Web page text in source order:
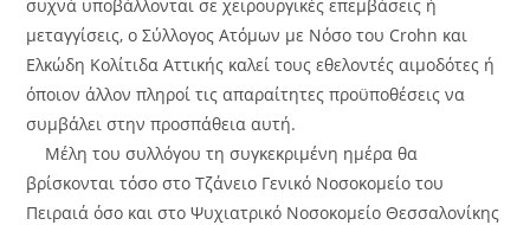
συχνά υποβάλλονται σε χειρουργικές επεμβάσεις ή
μεταγγίσεις, ο Σύλλογος Ατόμων με Νόσο του Crohn και
Ελκώδη Κολίτιδα Αττικής καλεί τους εθελοντές αιμοδότες ή
όποιον άλλον πληροί τις απαραίτητες προϋποθέσεις να
συμβάλει στην προσπάθεια αυτή.
Μέλη του συλλόγου τη συγκεκριμένη ημέρα θα
βρίσκονται τόσο στο Τζάνειο Γενικό Νοσοκομείο του
Πειραιά όσο και στο Ψυχιατρικό Νοσοκομείο Θεσσαλονίκης